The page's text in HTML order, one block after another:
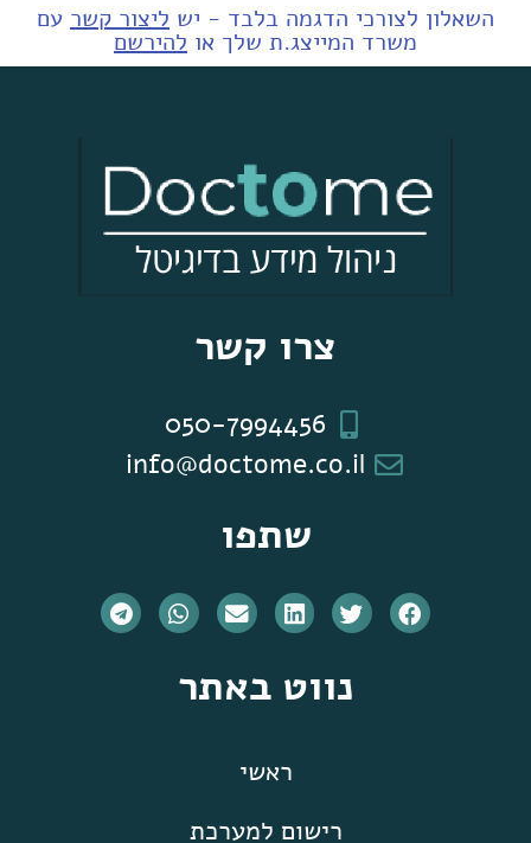
השאלון לצורכי הדגמה בלבד - יש ליצור קשר עם
משרד המייצג.ת שלך או להירשם
צרו קשר
050-7994456
info@doctome.co.il
שתפו
נווט באתר
ראשי
רישום למערכת